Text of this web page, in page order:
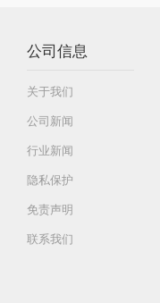
公司信息
关于我们
公司新闻
行业新闻
隐私保护
免责声明
联系我们